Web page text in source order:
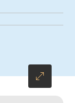
y en el